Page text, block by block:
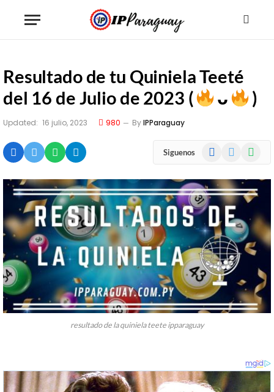
Resultado de tu Quiniela Teeté
del 16 de Julio de 2023 (
ᴗ )
Updated: 16 julio, 2023 980 ByIPParaguay
Siguenos Facebook
resultado de la quiniela teete ipparaguay